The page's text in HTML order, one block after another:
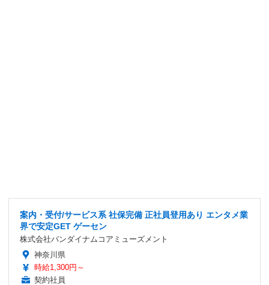
案内・受付/サービス系 社保完備 正社員登用あり エンタメ業
界で安定GET ゲーセン
株式会社バンダイナムコアミューズメント
神奈川県
時給1,300円～
契約社員